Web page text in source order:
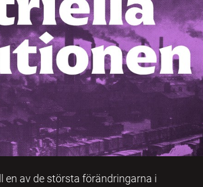
en av de största förändringarna i